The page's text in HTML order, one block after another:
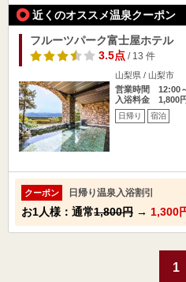
近くのオススメ温泉クーポン
フルーツパーク富士屋ホテル
3.5点/ 13 件
山梨県 / 山梨市
営業時間 12:00
入浴料金 1,800
日帰り 宿泊
クーポン 日帰り温泉入浴割引
お1人様：通常1,800円 → 1,300
1